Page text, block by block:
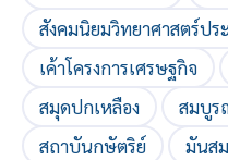
สังคมนิยมวิทยาศาสตร์ปร
เค้าโครงการเศรษฐกิจ
สมุดปกเหลือง
สมบูร
สถาบันกษัตริย์
มันส